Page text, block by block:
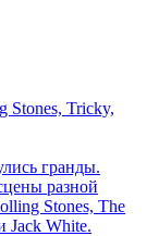
Tricky,
гранды.
разной
Stones, The
Jack White.